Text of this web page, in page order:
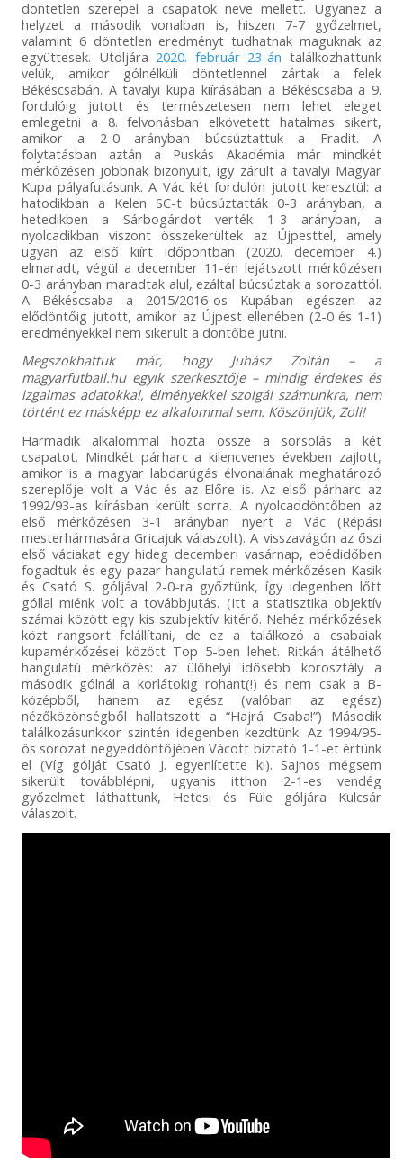
döntetlen szerepel a csapatok neve mellett. Ugyanez a
helyzet a második vonalban is, hiszen 7-7 győzelmet,
valamint 6 döntetlen eredményt tudhatnak maguknak az
együttesek. Utoljára 2020. február 23-án találkozhattunk
velük, amikor gólnélküli döntetlennel zártak a felek
Békéscsabán. A tavalyi kupa kiírásában a Békéscsaba a 9.
fordulóig jutott és természetesen nem lehet eleget
emlegetni a 8. felvonásban elkövetett hatalmas sikert,
amikor a 2-0 arányban búcsúztattuk a Fradit. A
folytatásban aztán a Puskás Akadémia már mindkét
mérkőzésen jobbnak bizonyult, így zárult a tavalyi Magyar
Kupa pályafutásunk. A Vác két fordulón jutott keresztül: a
hatodikban a Kelen SC-t búcsúztatták 0-3 arányban, a
hetedikben a Sárbogárdot verték 1-3 arányban, a
nyolcadikban viszont összekerültek az Újpesttel, amely
ugyan az első kiírt időpontban (2020. december 4.)
elmaradt, végül a december 11-én lejátszott mérkőzésen
0-3 arányban maradtak alul, ezáltal búcsúztak a sorozattól.
A Békéscsaba a 2015/2016-os Kupában egészen az
elődöntőig jutott, amikor az Újpest ellenében (2-0 és 1-1)
eredményekkel nem sikerült a döntőbe jutni.
Megszokhattuk már, hogy Juhász Zoltán – a
magyarfutball.hu egyik szerkesztője – mindig érdekes és
izgalmas adatokkal, élményekkel szolgál számunkra, nem
történt ez másképp ez alkalommal sem. Köszönjük, Zoli!
Harmadik alkalommal hozta össze a sorsolás a két
csapatot. Mindkét párharc a kilencvenes években zajlott,
amikor is a magyar labdarúgás élvonalának meghatározó
szereplője volt a Vác és az Előre is. Az első párharc az
1992/93-as kiírásban került sorra. A nyolcaddöntőben az
első mérkőzésen 3-1 arányban nyert a Vác (Répási
mesterhármasára Gricajuk válaszolt). A visszavágón az őszi
első váciakat egy hideg decemberi vasárnap, ebédidőben
fogadtuk és egy pazar hangulatú remek mérkőzésen Kasik
és Csató S. góljával 2-0-ra győztünk, így idegenben lőtt
góllal miénk volt a továbbjutás. (Itt a statisztika objektív
számai között egy kis szubjektív kitérő. Nehéz mérkőzések
közt rangsort felállítani, de ez a találkozó a csabaiak
kupamérkőzései között Top 5-ben lehet. Ritkán átélhető
hangulatú mérkőzés: az ülőhelyi idősebb korosztály a
második gólnál a korlátokig rohant(!) és nem csak a B-
középből, hanem az egész (valóban az egész)
nézőközönségből hallatszott a “Hajrá Csaba!”) Második
találkozásunkkor szintén idegenben kezdtünk. Az 1994/95-
ös sorozat negyeddöntőjében Vácott biztató 1-1-et értünk
el (Víg gólját Csató J. egyenlítette ki). Sajnos mégsem
sikerült továbblépni, ugyanis itthon 2-1-es vendég
győzelmet láthattunk, Hetesi és Füle góljára Kulcsár
válaszolt.